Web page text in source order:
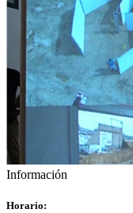
Información
Horario: